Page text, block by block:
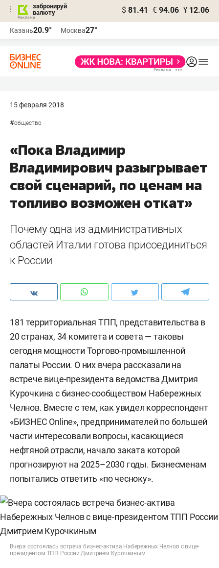
забронируй
валюту
$ 81.41 € 94.06 ¥ 12.06
Казань20.9° Москва27°
15 февраля 2018
#общество
«Пока Владимир
Владимирович разыгрывает
свой сценарий, по ценам на
топливо возможен откат»
Почему одна из административных
областей Италии готова присоединиться
к России
181 территориальная ТПП, представительства в
20 странах, 34 комитета и совета — таковы
сегодня мощности Торгово-промышленной
палаты России. О них вчера рассказали на
встрече вице-президента ведомства Дмитрия
Курочкина с бизнес-сообществом Набережных
Челнов. Вместе с тем, как увидел корреспондент
«БИЗНЕС Online», предпринимателей по большей
части интересовали вопросы, касающиеся
нефтяной отрасли, начало заката которой
прогнозируют на 2025–2030 годы. Бизнесменам
попытались ответить «по чесноку».
Вчера состоялась встреча бизнес-актива Набережных Челнов с вице-
президентом ТПП России Дмитрием Курочкиным